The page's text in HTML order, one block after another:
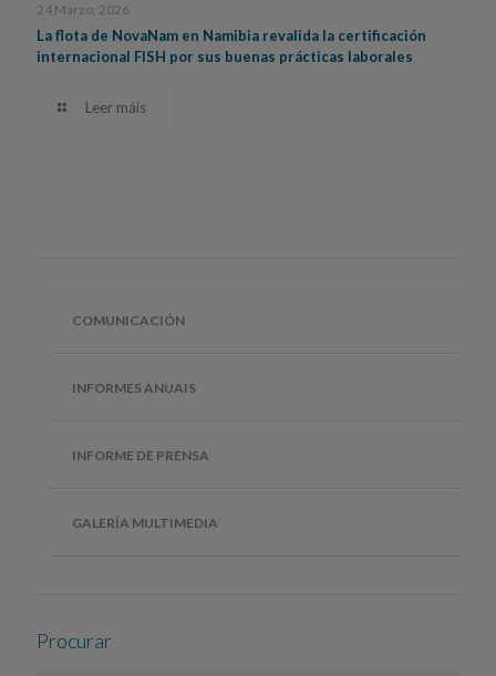
24 Marzo, 2026
La flota de NovaNam en Namibia revalida la certificación
internacional FISH por sus buenas prácticas laborales
Leer máis
COMUNICACIÓN
INFORMES ANUAIS
INFORME DE PRENSA
GALERÍA MULTIMEDIA
Procurar